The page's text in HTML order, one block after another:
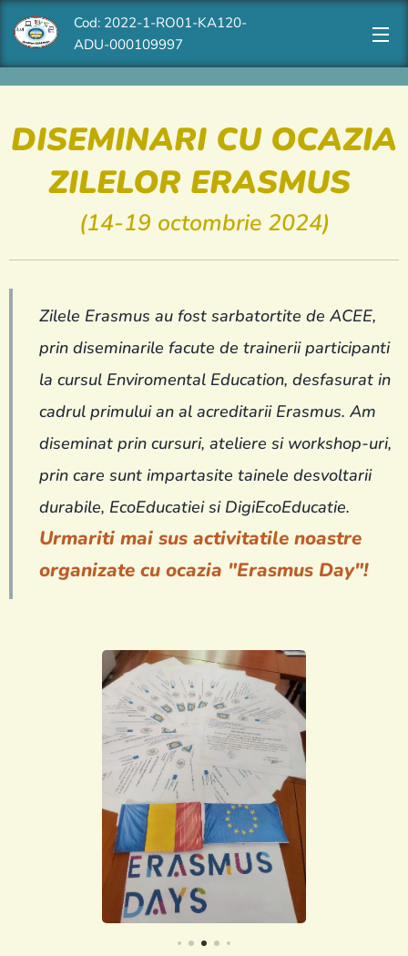
Cod: 2022-1-RO01-KA120-
ADU-000109997
DISEMINARI CU OCAZIA
ZILELOR ERASMUS
(14-19 octombrie 2024)
Zilele Erasmus au fost sarbatortite de ACEE,
prin diseminarile facute de trainerii participanti
la cursul Enviromental Education, desfasurat in
cadrul primului an al acreditarii Erasmus. Am
diseminat prin cursuri, ateliere si workshop-uri,
prin care sunt impartasite tainele desvoltarii
durabile, EcoEducatiei si DigiEcoEducatie.
Urmariti mai sus activitatile noastre
organizate cu ocazia "Erasmus Day"!